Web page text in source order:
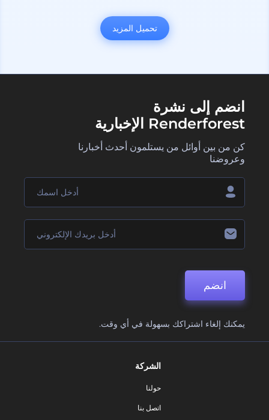
تحميل المزيد
انضم إلى نشرة
Renderforest الإخبارية
كن من بين أوائل من يستلمون أحدث أخبارنا
وعروضنا
انضم
يمكنك إلغاء اشتراكك بسهولة في أي وقت.
الشركة
حولنا
اتصل بنا